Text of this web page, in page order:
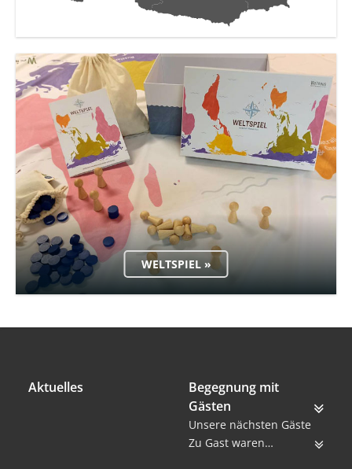
WELTSPIEL »
Aktuelles
Begegnung mit
Gästen
Unsere nächsten Gäste
Zu Gast waren…